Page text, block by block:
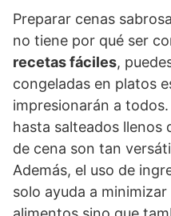
Preparar cenas
no tiene por qué ser
recetas fáciles,
congeladas en platos
impresionarán a
hasta salteados llenos
de cena son tan
Además, el uso de
solo ayuda a